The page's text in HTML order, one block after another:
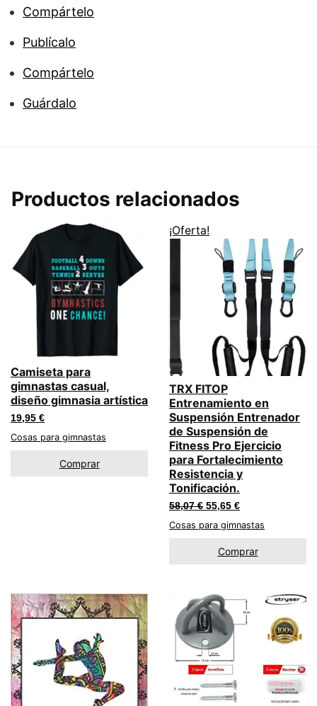
Compártelo
Publícalo
Compártelo
Guárdalo
Productos relacionados
Camiseta para
gimnastas casual,
diseño gimnasia artística
19,95 €
Cosas para gimnastas
Comprar
¡Oferta!
TRX FITOP
Entrenamiento en
Suspensión Entrenador
de Suspensión de
Fitness Pro Ejercicio
para Fortalecimiento
Resistencia y
Tonificación.
58,07€ El
original
58,07 €.
55,65 €El
actual
55,65 €.
Cosas para gimnastas
Comprar